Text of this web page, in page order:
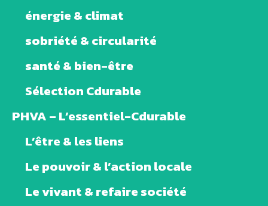
énergie & climat
sobriété & circularité
santé & bien-être
Sélection Cdurable
PHVA – L’essentiel-Cdurable
L’être & les liens
Le pouvoir & l’action locale
Le vivant & refaire société